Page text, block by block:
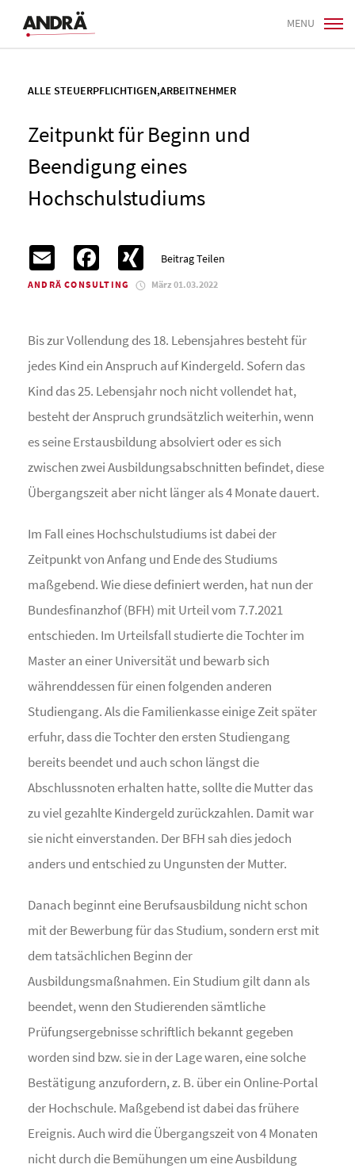
MENU
ALLE STEUERPFLICHTIGEN,ARBEITNEHMER
Zeitpunkt für Beginn und
Beendigung eines
Hochschulstudiums
Beitrag Teilen
Email Facebook XING
ANDRÄ CONSULTING März 01.03.2022
Bis zur Vollendung des 18. Lebensjahres besteht für
jedes Kind ein Anspruch auf Kindergeld. Sofern das
Kind das 25. Lebensjahr noch nicht vollendet hat,
besteht der Anspruch grundsätzlich weiterhin, wenn
es seine Erstausbildung absolviert oder es sich
zwischen zwei Ausbildungsabschnitten befindet, diese
Übergangszeit aber nicht länger als 4 Monate dauert.
Im Fall eines Hochschulstudiums ist dabei der
Zeitpunkt von Anfang und Ende des Studiums
maßgebend. Wie diese definiert werden, hat nun der
Bundesfinanzhof (BFH) mit Urteil vom 7.7.2021
entschieden. Im Urteilsfall studierte die Tochter im
Master an einer Universität und bewarb sich
währenddessen für einen folgenden anderen
Studiengang. Als die Familienkasse einige Zeit später
erfuhr, dass die Tochter den ersten Studiengang
bereits beendet und auch schon längst die
Abschlussnoten erhalten hatte, sollte die Mutter das
zu viel gezahlte Kindergeld zurückzahlen. Damit war
sie nicht einverstanden. Der BFH sah dies jedoch
anders und entschied zu Ungunsten der Mutter.
Danach beginnt eine Berufsausbildung nicht schon
mit der Bewerbung für das Studium, sondern erst mit
dem tatsächlichen Beginn der
Ausbildungsmaßnahmen. Ein Studium gilt dann als
beendet, wenn den Studierenden sämtliche
Prüfungsergebnisse schriftlich bekannt gegeben
worden sind bzw. sie in der Lage waren, eine solche
Bestätigung anzufordern, z. B. über ein Online-Portal
der Hochschule. Maßgebend ist dabei das frühere
Ereignis. Auch wird die Übergangszeit von 4 Monaten
nicht durch die Bemühungen um eine Ausbildung